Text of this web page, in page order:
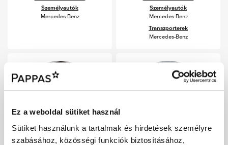
Ez a weboldal sütiket használ
Sütiket használunk a tartalmak és hirdetések személyre
szabásához, közösségi funkciók biztosításához,
Személyautók
Mercedes-Benz
Személyautók
Mercedes-Benz
Transzporterek
Mercedes-Benz